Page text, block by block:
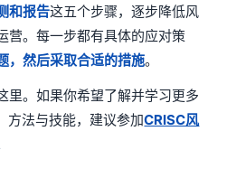
和报告这五个步骤，逐步降低风
营。每一步都有具体的应对策
，然后采取合适的措施。
里。如果你希望了解并学习更多
方法与技能，建议参加CRISC风